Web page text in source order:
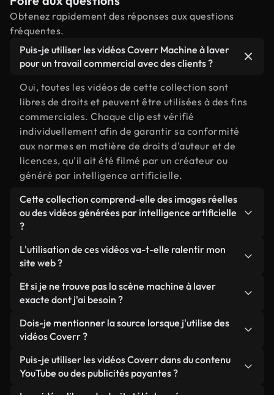
Obtenez rapidement des réponses aux questions
fréquentes.
Puis-je utiliser les vidéos Coverr Machine à laver
pour un travail commercial avec des clients ?
Oui, toutes les vidéos de cette collection sont
libres de droits et peuvent être utilisées à des fins
commerciales. Chaque clip est vérifié
individuellement afin de garantir sa conformité
aux normes en matière de droits d'auteur et de
licences, qu'il ait été filmé par un créateur ou
généré par intelligence artificielle.
Cette collection comprend-elle des images réelles
ou des vidéos générées par intelligence artificielle
?
Les deux. Il s'agit d'une bibliothèque hybride
composée de véritables images filmées par des
vidéos générées par IA. Chaque vidéo est
clairement identifiée afin que vous sachiez
toujours ce que vous utilisez.
L'utilisation de ces vidéos va-t-elle ralentir mon
site web ?
Sauf si vous choisissez nos versions optimisées.
Nous proposons des formats légers, prêts pour le
ils conservent une qualité élevée tout en
minimisant les temps de chargement et en
améliorant des indicateurs comme le LCP.
Et si je ne trouve pas la scène machine à laver
exacte dont j'ai besoin ?
Vous pouvez en créer une instantanément avec
Coverr AI Studio. Il vous suffit de décrire la scène,
», et le Studio générera en quelques secondes une
vidéo personnalisée conforme à nos normes de
licence.
Dois-je mentionner la source lorsque j'utilise des
vidéos Coverr ?
Aucune attribution n'est requise. Toutes les vidéos
de notre bibliothèque sont libres de droits et
Puis-je utiliser les vidéos Coverr dans du contenu
YouTube ou des publicités payantes ?
Oui. Toutes les séquences vidéo de Coverr peuvent